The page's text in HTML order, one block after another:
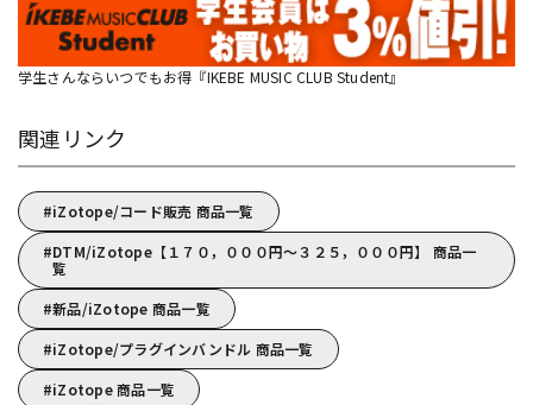
学生さんならいつでもお得『IKEBE MUSIC CLUB Student』
関連リンク
iZotope/コード販売 商品一覧
DTM/iZotope【１７０，０００円～３２５，０００円】 商品一
覧
新品/iZotope 商品一覧
iZotope/プラグインバンドル 商品一覧
iZotope 商品一覧